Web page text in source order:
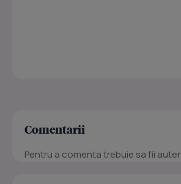
Comentarii
Pentru a comenta trebuie sa fii